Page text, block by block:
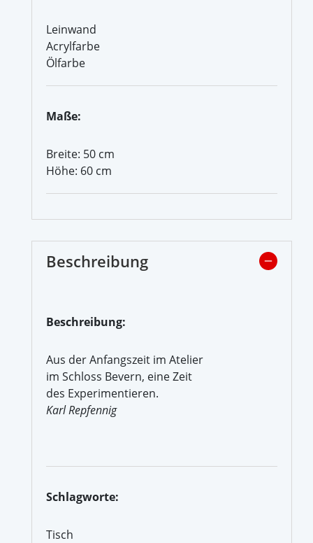
Leinwand
Acrylfarbe
Ölfarbe
Maße:
Breite: 50 cm
Höhe: 60 cm
Beschreibung
Beschreibung:
Aus der Anfangszeit im Atelier
im Schloss Bevern, eine Zeit
des Experimentieren.
Karl Repfennig
Schlagworte:
Tisch